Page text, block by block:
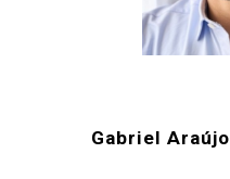
Gabriel Araújo